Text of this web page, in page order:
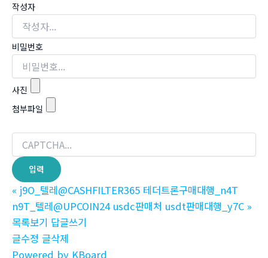
작성자
비밀번호
사진
첨부파일
« j9O_텔레@CASHFILTER365 테더트론구매대행_n4T
n9T_텔레@UPCOIN24 usdc판매처 usdt판매대행_y7C »
목록보기 답글쓰기
글수정 글삭제
Powered by KBoard